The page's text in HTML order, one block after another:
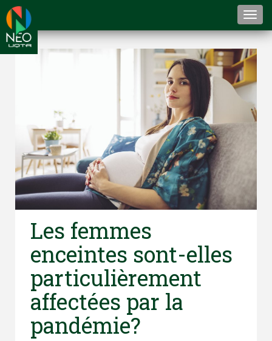
Les femmes
enceintes sont-elles
particulièrement
affectées par la
pandémie?